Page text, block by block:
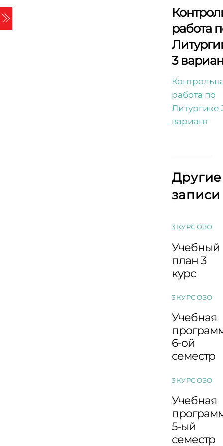
Skip
to
content
работа
3
работа по
Литургике
вариант
Другие
записи
3 КУРС ОЗО
Учебный
план 3
курс
3 КУРС ОЗО
Учебная
6-ой
семестр
3 КУРС ОЗО
Учебная
5-ый
семестр